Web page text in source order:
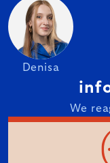
Denisa
We